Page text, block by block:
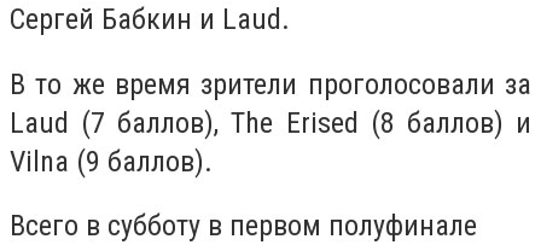
Сергей Бабкин и Laud.
В то же время зрители проголосовали за
Laud (7 баллов), The Erised (8 баллов) и
Vilna (9 баллов).
Всего в субботу в первом полуфинале